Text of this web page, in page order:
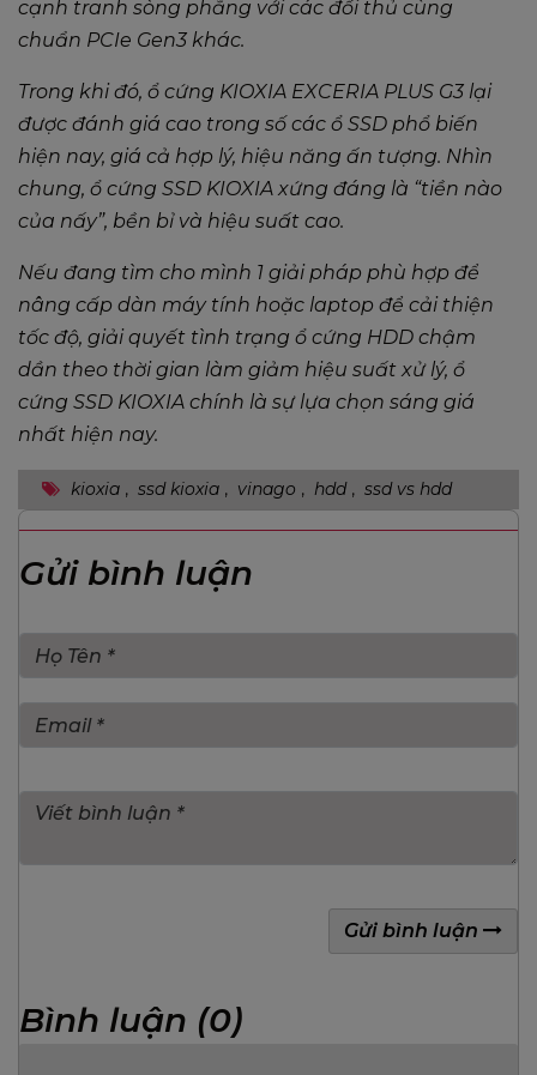
cạnh tranh sòng phẳng với các đối thủ cùng
chuẩn PCIe Gen3 khác.
Trong khi đó, ổ cứng KIOXIA EXCERIA PLUS G3 lại
được đánh giá cao trong số các ổ SSD phổ biến
hiện nay, giá cả hợp lý, hiệu năng ấn tượng. Nhìn
chung, ổ cứng SSD KIOXIA xứng đáng là “tiền nào
của nấy”, bền bỉ và hiệu suất cao.
Nếu đang tìm cho mình 1 giải pháp phù hợp để
nâng cấp dàn máy tính hoặc laptop để cải thiện
tốc độ, giải quyết tình trạng ổ cứng HDD chậm
dần theo thời gian làm giảm hiệu suất xử lý, ổ
cứng SSD KIOXIA chính là sự lựa chọn sáng giá
nhất hiện nay.
kioxia , ssd kioxia , vinago , hdd, ssd vs hdd
Gửi bình luận
Gửi bình luận
Bình luận (0)